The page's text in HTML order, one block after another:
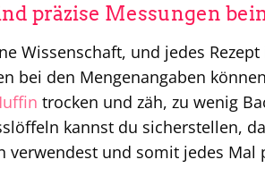
präzise Messungen
Wissenschaft, und jedes
bei den Mengenangaben
trocken und zäh, zu wenig
kannst du sicherstellen,
verwendest und somit jedes Mal